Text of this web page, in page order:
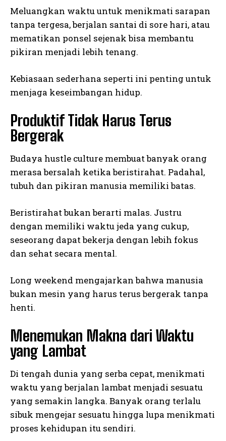
Meluangkan waktu untuk menikmati sarapan
tanpa tergesa, berjalan santai di sore hari, atau
mematikan ponsel sejenak bisa membantu
pikiran menjadi lebih tenang.
Kebiasaan sederhana seperti ini penting untuk
menjaga keseimbangan hidup.
Produktif Tidak Harus Terus
Bergerak
Budaya hustle culture membuat banyak orang
merasa bersalah ketika beristirahat. Padahal,
tubuh dan pikiran manusia memiliki batas.
Beristirahat bukan berarti malas. Justru
dengan memiliki waktu jeda yang cukup,
seseorang dapat bekerja dengan lebih fokus
dan sehat secara mental.
Long weekend mengajarkan bahwa manusia
bukan mesin yang harus terus bergerak tanpa
henti.
Menemukan Makna dari Waktu
yang Lambat
Di tengah dunia yang serba cepat, menikmati
waktu yang berjalan lambat menjadi sesuatu
yang semakin langka. Banyak orang terlalu
sibuk mengejar sesuatu hingga lupa menikmati
proses kehidupan itu sendiri.